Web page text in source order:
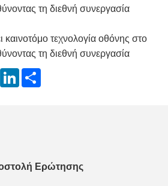
τη διεθνή συνεργασία
τεχνολογία οθόνης στο
τη διεθνή συνεργασία
PinterestLinkedIn
Ερώτησης